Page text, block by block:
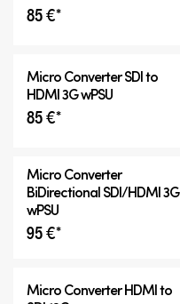
85 €*
Micro ConverterSDI to
HDMI 3G wPSU
85 €*
Micro Converter
BiDirectional SDI/HDMI 3G
wPSU
95 €*
Micro ConverterHDMI to